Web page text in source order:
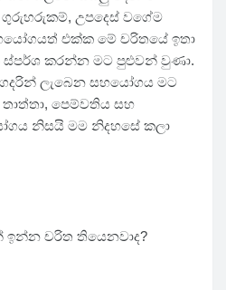
උපදෙස් වගේම
එක්ක මේ චරිතයේ ඉතා
ස්පර්ශ කරන්න මට පුළුවන් වුණා.
ලැබෙන සහයෝගය මට
පෙම්වතිය සහ
නිසයි මම නිදහසේ කලා
ඉන්න චරිත තියෙනවාද?